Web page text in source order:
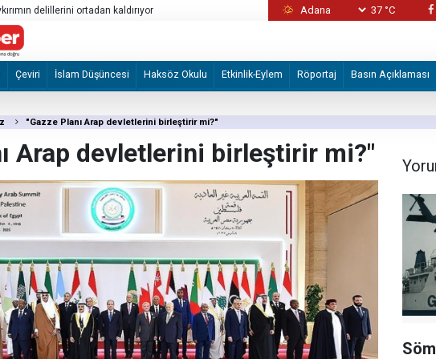
öğrettik” ABD'nin North Carolina eyaletinde silahlı
37 °C
Çeviri İslam Düşüncesi Haksöz Okulu Etkinlik-Eylem Röportaj Basın Açıklaması
"Gazze Planı Arap devletlerini birleştirir mi?"
Arap devletlerini birleştirir mi?"